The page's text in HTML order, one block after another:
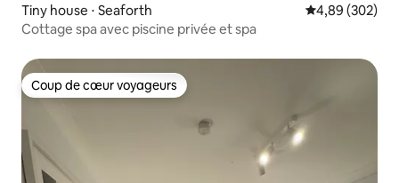
Tiny house ⋅ Seaforth Évaluation
4,89 (302)
Cottage spa avec piscine privée et spa
Coup de cœur voyageurs
Coup de cœur voyageurs